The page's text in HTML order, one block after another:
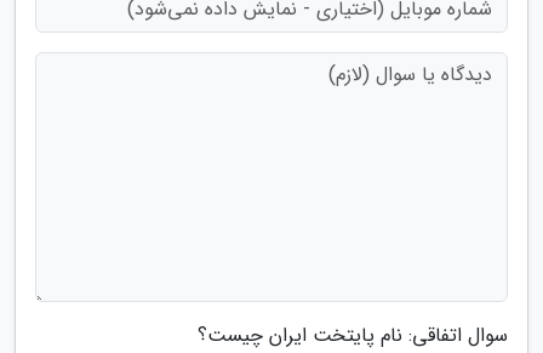
سوال اتفاقی: نام پایتخت ایران چیست؟